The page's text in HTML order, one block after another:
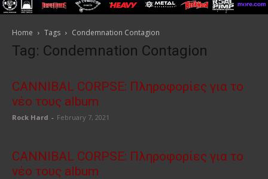
Home Tags Condemnation Contagion
Tag: Condemnation Contagion
CANNIBAL CORPSE: Πληροφορίες για το
νέο τους album
Rock Hard - February 7, 2021
CANNIBAL CORPSE: Πληροφορίες για το
νέο τους album